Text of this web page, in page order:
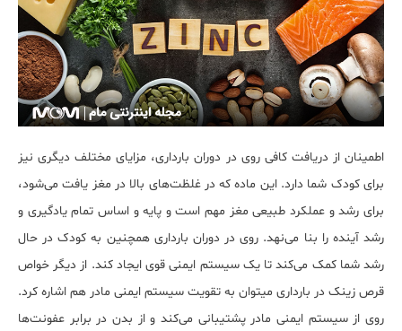
اطمینان از دریافت کافی روی در دوران بارداری، مزایای مختلف دیگری نیز
برای کودک شما دارد. این ماده که در غلظت‌های بالا در مغز یافت می‌شود،
برای رشد و عملکرد طبیعی مغز مهم است و پایه و اساس تمام یادگیری و
رشد آینده را بنا می‌نهد. روی در دوران بارداری همچنین به کودک در حال
رشد شما کمک می‌کند تا یک سیستم ایمنی قوی ایجاد کند. از دیگر خواص
قرص زینک در بارداری می‏توان به تقویت سیستم ایمنی مادر هم اشاره کرد.
روی از سیستم ایمنی مادر پشتیبانی می‌کند و از بدن در برابر عفونت‌ها